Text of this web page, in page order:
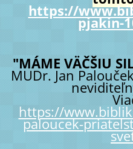
https://
pjakin-
"MÁME VÄČŠIU
MUDr. Jan
https://
paloucek-